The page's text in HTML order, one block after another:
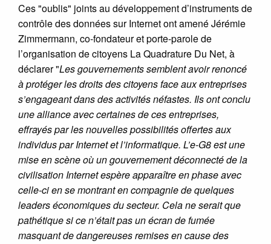
Ces "oublis" joints au développement d’instruments de
contrôle des données sur Internet ont amené Jérémie
Zimmermann, co-fondateur et porte-parole de
l’organisation de citoyens La Quadrature Du Net, à
déclarer "Les gouvernements semblent avoir renoncé
à protéger les droits des citoyens face aux entreprises
s’engageant dans des activités néfastes. Ils ont conclu
une alliance avec certaines de ces entreprises,
effrayés par les nouvelles possibilités offertes aux
individus par Internet et l’informatique. L’e-G8 est une
mise en scène où un gouvernement déconnecté de la
civilisation Internet espère apparaître en phase avec
celle-ci en se montrant en compagnie de quelques
leaders économiques du secteur. Cela ne serait que
pathétique si ce n’était pas un écran de fumée
masquant de dangereuses remises en cause des